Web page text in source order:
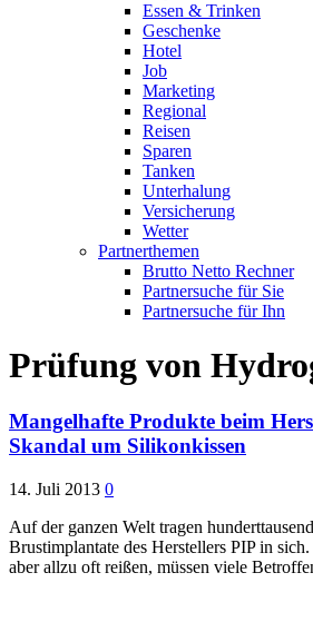
Essen & Trinken
Geschenke
Hotel
Job
Marketing
Regional
Reisen
Sparen
Tanken
Unterhalung
Versicherung
Wetter
Partnerthemen
Brutto Netto Rechner
Partnersuche für Sie
Partnersuche für Ihn
Prüfung von
Mangelhafte Produkte beim
Skandal um Silikonkissen
14. Juli 2013 0
Auf der ganzen Welt tragen
Brustimplantate des Herstellers PIP in
aber allzu oft reißen, müssen viele